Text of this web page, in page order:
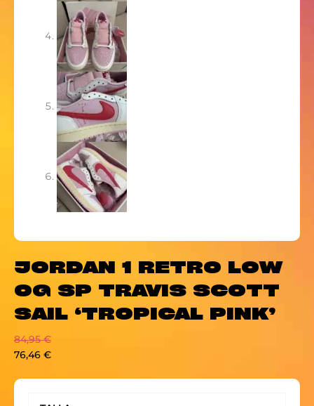
JORDAN 1 RETRO LOW
OG SP TRAVIS SCOTT
SAIL ‘TROPICAL PINK’
84,95€
76,46 €